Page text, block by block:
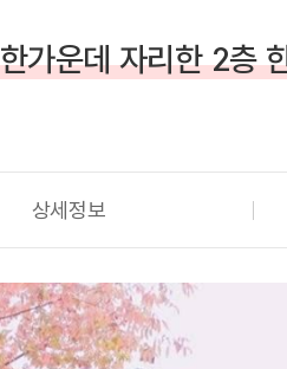
가운데 자리한 2층
상세정보